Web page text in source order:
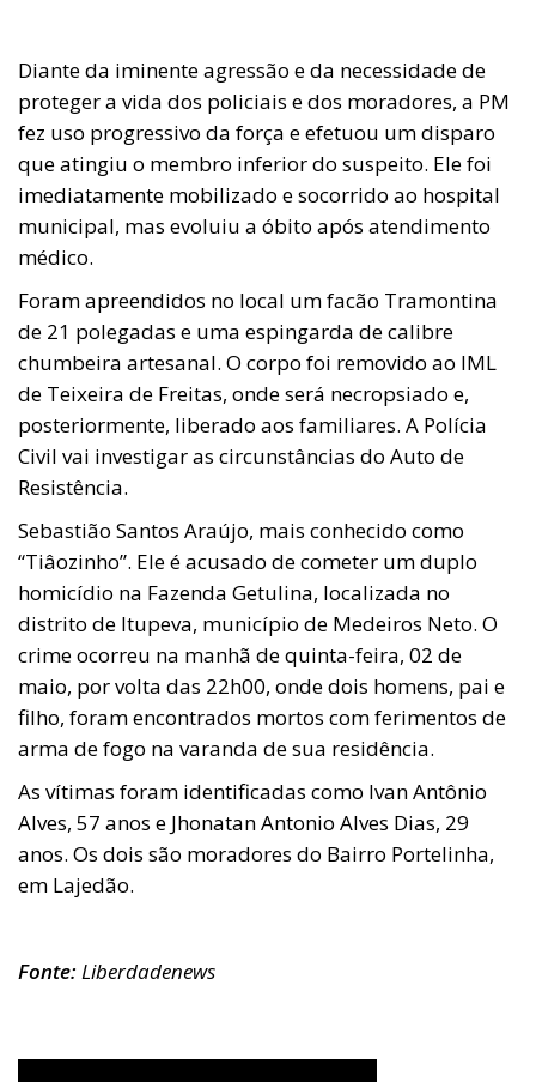
Diante da iminente agressão e da necessidade de
proteger a vida dos policiais e dos moradores, a PM
fez uso progressivo da força e efetuou um disparo
que atingiu o membro inferior do suspeito. Ele foi
imediatamente mobilizado e socorrido ao hospital
municipal, mas evoluiu a óbito após atendimento
médico.
Foram apreendidos no local um facão Tramontina
de 21 polegadas e uma espingarda de calibre
chumbeira artesanal. O corpo foi removido ao IML
de Teixeira de Freitas, onde será necropsiado e,
posteriormente, liberado aos familiares. A Polícia
Civil vai investigar as circunstâncias do Auto de
Resistência.
Sebastião Santos Araújo, mais conhecido como
“Tiâozinho”. Ele é acusado de cometer um duplo
homicídio na Fazenda Getulina, localizada no
distrito de Itupeva, município de Medeiros Neto. O
crime ocorreu na manhã de quinta-feira, 02 de
maio, por volta das 22h00, onde dois homens, pai e
filho, foram encontrados mortos com ferimentos de
arma de fogo na varanda de sua residência.
As vítimas foram identificadas como Ivan Antônio
Alves, 57 anos e Jhonatan Antonio Alves Dias, 29
anos. Os dois são moradores do Bairro Portelinha,
em Lajedão.
Fonte:Liberdadenews